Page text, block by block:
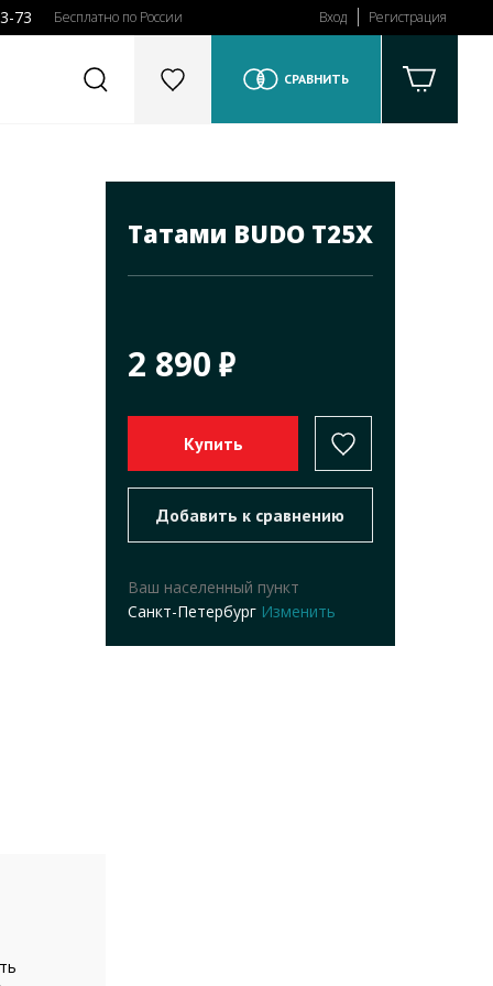
73 Бесплатно по России Вход Регистрация
СРАВНИТЬ
Татами BUDO T25X
2 890
Ваш населенный пункт
Санкт-Петербург Изменить